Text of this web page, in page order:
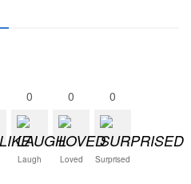
0
Laugh
0
Loved
0
Surprised